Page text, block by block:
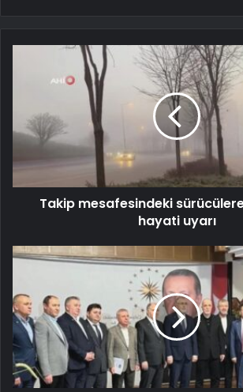
Takip mesafesindeki
hayati uyarı